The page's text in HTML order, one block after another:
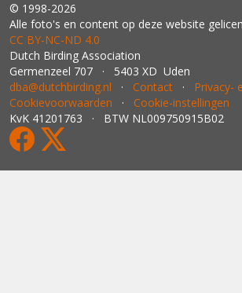
© 1998-2026
Alle foto's en content op deze website
CC BY‑NC‑ND 4.0
Dutch Birding Association
Germenzeel 707 · 5403 XD Uden
dba@dutchbirding.nl · Contact · Privacy-
Cookievoorwaarden · Cookie-instellingen
KvK 41201763 · BTW NL009750915B02